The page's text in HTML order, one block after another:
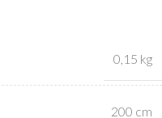
0,15 kg
200 cm